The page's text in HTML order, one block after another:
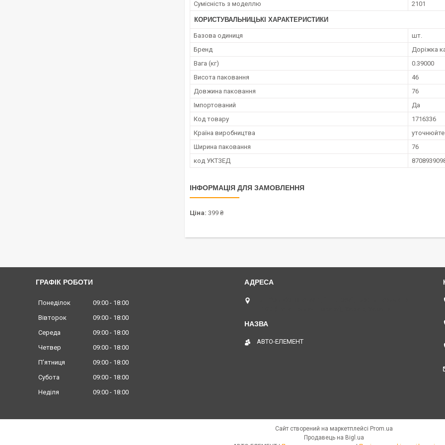
Сумісність з моделлю
2101
КОРИСТУВАЛЬНИЦЬКІ ХАРАКТЕРИСТИКИ
Базова одиниця
шт.
Бренд
Доріжка
Вага (кг)
0.39000
Висота паковання
46
Довжина паковання
76
Імпортований
Да
Код товару
1716336
Країна виробництва
уточнюйте
Ширина паковання
76
код УКТЗЕД
ІНФОРМАЦІЯ ДЛЯ ЗАМОВЛЕННЯ
Ціна: 399 ₴
ГРАФІК РОБОТИ
Понеділок 09:00
18:00
Вівторок
09:00
18:00
Середа
09:00
18:00
Четвер
09:00
18:00
Пʼятниця
09:00
18:00
Субота
09:00
18:00
Неділя
09:00 18:00
АВТО-ЕЛЕМЕНТ
Сайт створений на маркетплейсі Prom.ua
Продавець на Bigl.ua